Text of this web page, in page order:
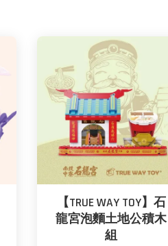
【TRUE WAY TOY】石
龍宮泡麵土地公積木
組